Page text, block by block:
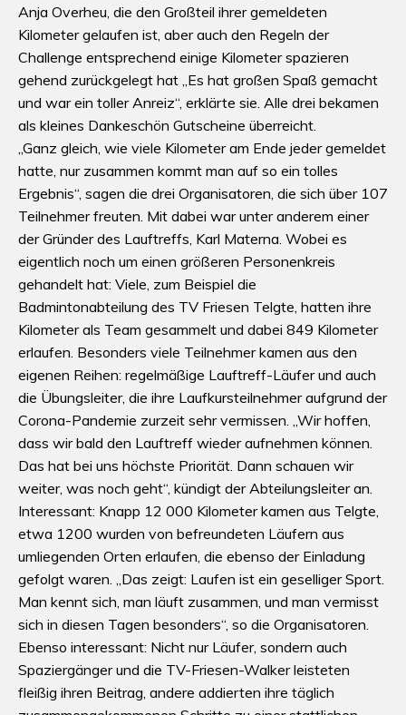
Anja Overheu, die den Großteil ihrer gemeldeten
Kilometer gelaufen ist, aber auch den Regeln der
Challenge entsprechend einige Kilometer spazieren
gehend zurückgelegt hat „Es hat großen Spaß gemacht
und war ein toller Anreiz“, erklärte sie. Alle drei bekamen
als kleines Dankeschön Gutscheine überreicht.
„Ganz gleich, wie viele Kilometer am Ende jeder gemeldet
hatte, nur zusammen kommt man auf so ein tolles
Ergebnis“, sagen die drei Organisatoren, die sich über 107
Teilnehmer freuten. Mit dabei war unter anderem einer
der Gründer des Lauftreffs, Karl Materna. Wobei es
eigentlich noch um einen größeren Personenkreis
gehandelt hat: Viele, zum Beispiel die
Badmintonabteilung des TV Friesen Telgte, hatten ihre
Kilometer als Team gesammelt und dabei 849 Kilometer
erlaufen. Besonders viele Teilnehmer kamen aus den
eigenen Reihen: regelmäßige Lauftreff-Läufer und auch
die Übungsleiter, die ihre Laufkursteilnehmer aufgrund der
Corona-Pandemie zurzeit sehr vermissen. „Wir hoffen,
dass wir bald den Lauftreff wieder aufnehmen können.
Das hat bei uns höchste Priorität. Dann schauen wir
weiter, was noch geht“, kündigt der Abteilungsleiter an.
Interessant: Knapp 12 000 Kilometer kamen aus Telgte,
etwa 1200 wurden von befreundeten Läufern aus
umliegenden Orten erlaufen, die ebenso der Einladung
gefolgt waren. „Das zeigt: Laufen ist ein geselliger Sport.
Man kennt sich, man läuft zusammen, und man vermisst
sich in diesen Tagen besonders“, so die Organisatoren.
Ebenso interessant: Nicht nur Läufer, sondern auch
Spaziergänger und die TV-Friesen-Walker leisteten
fleißig ihren Beitrag, andere addierten ihre täglich